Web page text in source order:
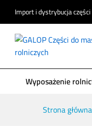
Import i dystrybucja
Wyposażenie
Strona główna